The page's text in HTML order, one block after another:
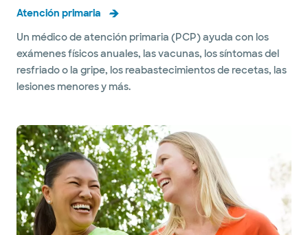
Atención primaria
Un médico de atención primaria (PCP) ayuda con los
exámenes físicos anuales, las vacunas, los síntomas del
resfriado o la gripe, los reabastecimientos de recetas, las
lesiones menores y más.